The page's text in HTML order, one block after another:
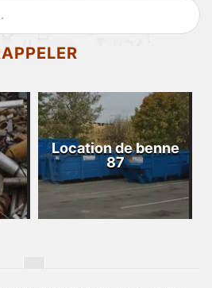
Location de benne
87